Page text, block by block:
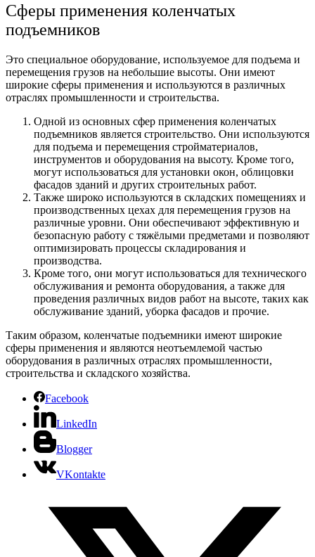
Сферы применения коленчатых
подъемников
Это специальное оборудование, используемое для подъема и
перемещения грузов на небольшие высоты. Они имеют
широкие сферы применения и используются в различных
отраслях промышленности и строительства.
Одной из основных сфер применения коленчатых
подъемников является строительство. Они используются
для подъема и перемещения стройматериалов,
инструментов и оборудования на высоту. Кроме того,
могут использоваться для установки окон, облицовки
фасадов зданий и других строительных работ.
Также широко используются в складских помещениях и
производственных цехах для перемещения грузов на
различные уровни. Они обеспечивают эффективную и
безопасную работу с тяжёлыми предметами и позволяют
оптимизировать процессы складирования и
производства.
Кроме того, они могут использоваться для технического
обслуживания и ремонта оборудования, а также для
проведения различных видов работ на высоте, таких как
обслуживание зданий, уборка фасадов и прочие.
Таким образом, коленчатые подъемники имеют широкие
сферы применения и являются неотъемлемой частью
оборудования в различных отраслях промышленности,
строительства и складского хозяйства.
Facebook
LinkedIn
Blogger
VKontakte